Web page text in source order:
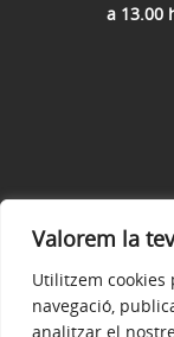
Valorem la
Utilitzem
navegació,
analitzar el
a 13.00